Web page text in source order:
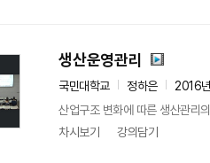
생산운영관리
국민대학교 정하은
2016
산업구조 변화에 따른 생산관리
차시보기
강의담기